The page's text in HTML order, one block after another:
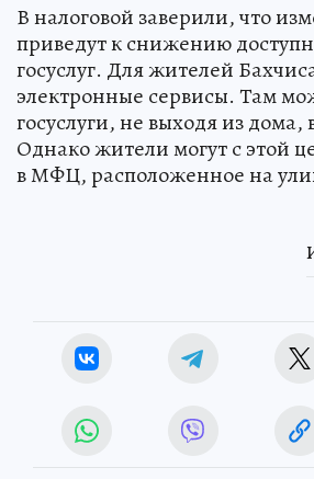
В налоговой заверили, что
приведут к снижению
госуслуг. Для жителей
электронные сервисы. Там
госуслуги, не выходя из
Однако жители могут с этой
в МФЦ, расположенное на